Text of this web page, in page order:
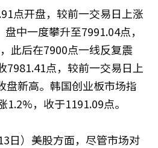
点开盘，较前一交易日上涨
中一度攀升至7991.04点，
此后在7900点一线反复震
7981.41点，较前一交易日上
盘新高。韩国创业板市场指
1.2%，收于1191.09点。
日）美股方面，尽管市场对